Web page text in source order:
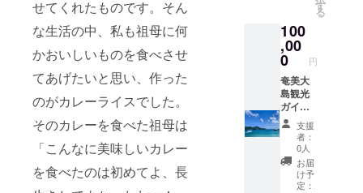
せてくれたものです。そん
な生活の中、私も祖母に何
かおいしいものを食べさせ
てあげたいと思い、作った
のがカレーライスでした。
そのカレーを食べた祖母は
「こんなに美味しいカレー
を食べたのは初めてよ、長
でき上
がりま
す。コ
ロナ禍
で外出
もまま
ならな
い時も
ござい
ます
が、ぜ
ひご家
庭で月
art.com
/ （お届
けする
ポスト
カード
は、RIE
さんが
ランダ
ムに選
んだ10
枚にな
りま
す。ど
す！
アケア
マイス
ターの
知識
と、こ
だわり
の美容
材料
で、輝
く髪色
を手に
するこ
とがで
す
る
100
,00
0 円
奄美大
島観光
ガイド
券 奄
美大島
の北部
から中
部周
辺、１
支援
者：
0人
お届
け予
定：